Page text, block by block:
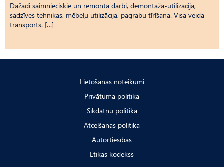
Dažādi saimnieciskie un remonta darbi, demontāža-utilizācija,
sadzīves tehnikas, mēbeļu utilizācija, pagrabu tīrīšana. Visa veida
transports. […]
Lietošanas noteikumi
Privātuma politika
Sīkdatņu politika
Atcelšanas politika
Autortiesības
Ētikas kodekss